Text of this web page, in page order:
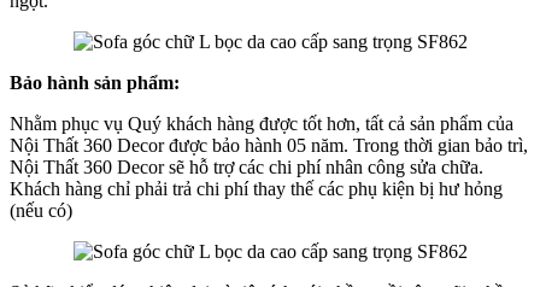
Bảo hành sản phẩm:
Nhằm phục vụ Quý khách hàng được tốt hơn, tất cả sản phẩm của
Nội Thất 360 Decor được bảo hành 05 năm. Trong thời gian bảo trì,
Nội Thất 360 Decor sẽ hỗ trợ các chi phí nhân công sửa chữa.
Khách hàng chỉ phải trả chi phí thay thế các phụ kiện bị hư hỏng
(nếu có)